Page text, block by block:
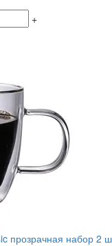
+
прозрачная набор 2